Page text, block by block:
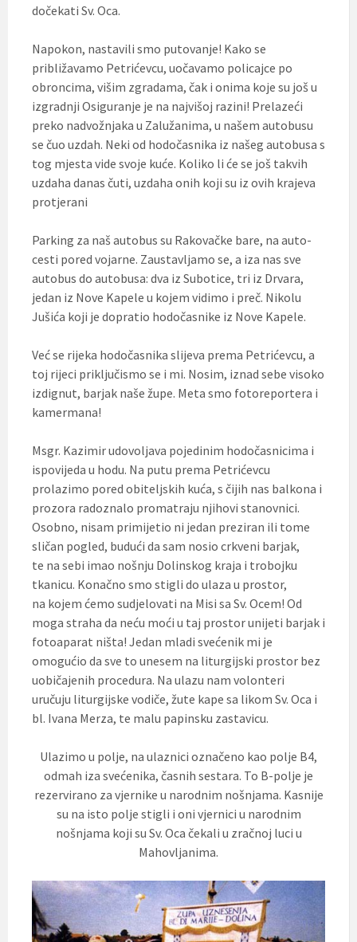
dočekati Sv. Oca.
Napokon, nastavili smo putovanje! Kako se
približavamo Petrićevcu, uočavamo policajce po
obroncima, višim zgradama, čak i onima koje su još u
izgradnji Osiguranje je na najvišoj razini! Prelazeći
preko nadvožnjaka u Zalužanima, u našem autobusu
se čuo uzdah. Neki od hodočasnika iz našeg autobusa s
tog mjesta vide svoje kuće. Koliko li će se još takvih
uzdaha danas čuti, uzdaha onih koji su iz ovih krajeva
protjerani
Parking za naš autobus su Rakovačke bare, na auto-
cesti pored vojarne. Zaustavljamo se, a iza nas sve
autobus do autobusa: dva iz Subotice, tri iz Drvara,
jedan iz Nove Kapele u kojem vidimo i preč. Nikolu
Jušića koji je dopratio hodočasnike iz Nove Kapele.
Već se rijeka hodočasnika slijeva prema Petrićevcu, a
toj rijeci priključismo se i mi. Nosim, iznad sebe visoko
izdignut, barjak naše župe. Meta smo fotoreportera i
kamermana!
Msgr. Kazimir udovoljava pojedinim hodočasnicima i
ispovijeda u hodu. Na putu prema Petrićevcu
prolazimo pored obiteljskih kuća, s čijih nas balkona i
prozora radoznalo promatraju njihovi stanovnici.
Osobno, nisam primijetio ni jedan preziran ili tome
sličan pogled, budući da sam nosio crkveni barjak,
te na sebi imao nošnju Dolinskog kraja i trobojku
tkanicu. Konačno smo stigli do ulaza u prostor,
na kojem ćemo sudjelovati na Misi sa Sv. Ocem! Od
moga straha da neću moći u taj prostor unijeti barjak i
fotoaparat ništa! Jedan mladi svećenik mi je
omogućio da sve to unesem na liturgijski prostor bez
uobičajenih procedura. Na ulazu nam volonteri
uručuju liturgijske vodiče, žute kape sa likom Sv. Oca i
bl. Ivana Merza, te malu papinsku zastavicu.
Ulazimo u polje, na ulaznici označeno kao polje B4,
odmah iza svećenika, časnih sestara. To B-polje je
rezervirano za vjernike u narodnim nošnjama. Kasnije
su na isto polje stigli i oni vjernici u narodnim
nošnjama koji su Sv. Oca čekali u zračnoj luci u
Mahovljanima.